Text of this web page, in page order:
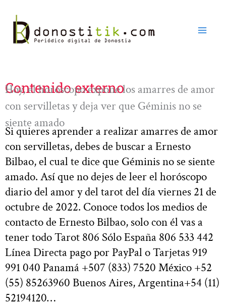
contenido
Contenido externo
Hoy, el horóscopo expone los amarres de amor
con servilletas y deja ver que Géminis no se
siente amado
Si quieres aprender a realizar amarres de amor
con servilletas, debes de buscar a Ernesto
Bilbao, el cual te dice que Géminis no se siente
amado. Así que no dejes de leer el horóscopo
diario del amor y del tarot del día viernes 21 de
octubre de 2022. Conoce todos los medios de
contacto de Ernesto Bilbao, solo con él vas a
tener todo Tarot 806 Sólo España 806 533 442
Línea Directa pago por PayPal o Tarjetas 919
991 040 Panamá +507 (833) 7520 México +52
(55) 85263960 Buenos Aires, Argentina+54 (11)
52194120…